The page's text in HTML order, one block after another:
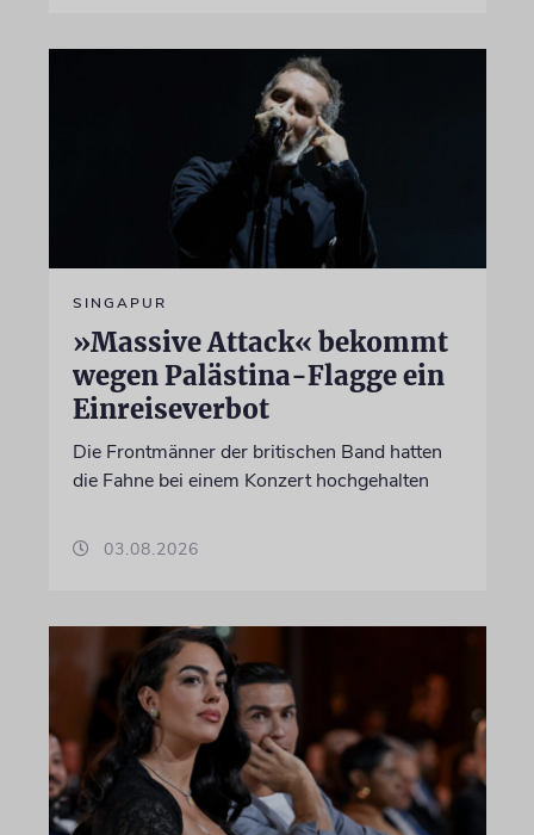
SINGAPUR
»Massive Attack« bekommt
wegen Palästina-Flagge ein
Einreiseverbot
Die Frontmänner der britischen Band hatten
die Fahne bei einem Konzert hochgehalten
03.08.2026